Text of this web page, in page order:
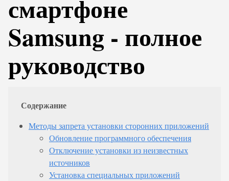
смартфоне
Samsung - полное
руководство
Содержание
Методы запрета установки сторонних приложений
Обновление программного обеспечения
Отключение установки из неизвестных
источников
Установка специальных приложений